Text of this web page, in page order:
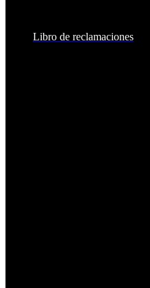
Libro de reclamaciones